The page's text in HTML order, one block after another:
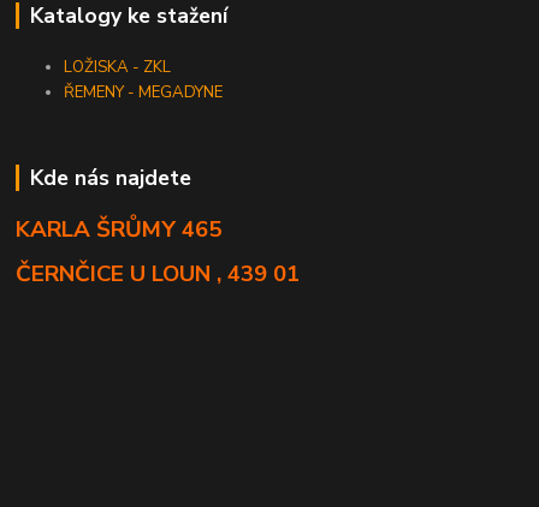
Katalogy ke stažení
LOŽISKA - ZKL
ŘEMENY - MEGADYNE
Kde nás najdete
KARLA ŠRŮMY 465
ČERNČICE U LOUN , 439 01